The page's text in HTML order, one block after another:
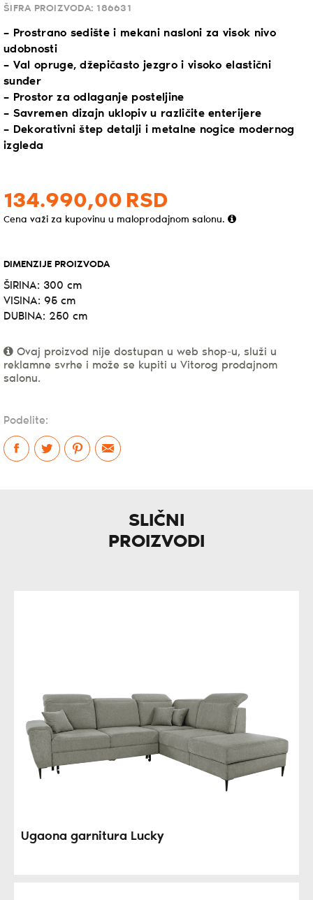
ŠIFRA PROIZVODA: 186631
– Prostrano sedište i mekani nasloni za visok nivo
udobnosti
– Val opruge, džepičasto jezgro i visoko elastični
sunđer
– Prostor za odlaganje posteljine
– Savremen dizajn uklopiv u različite enterijere
– Dekorativni štep detalji i metalne nogice modernog
izgleda
134.990,00 RSD
Cena važi za kupovinu u maloprodajnom salonu.
DIMENZIJE PROIZVODA
ŠIRINA: 300 cm
VISINA: 95 cm
DUBINA: 250 cm
Ovaj proizvod nije dostupan u web shop-u, služi u
reklamne svrhe i može se kupiti u Vitorog prodajnom
salonu.
Podelite:
SLIČNI
PROIZVODI
Ugaona garnitura Lucky